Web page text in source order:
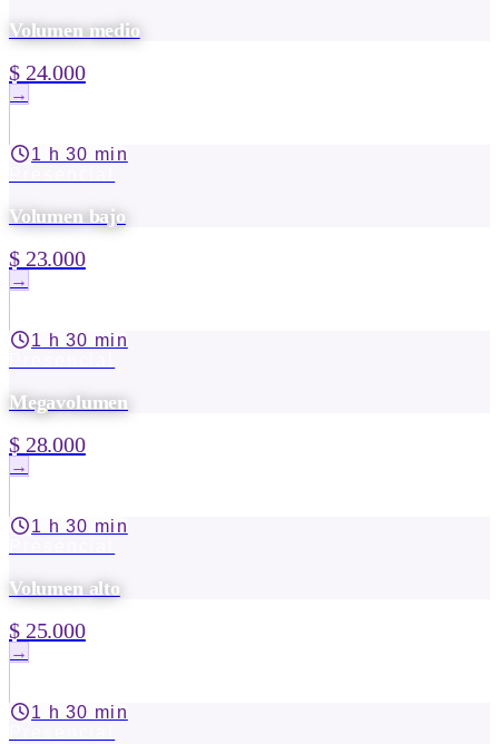
Volumen medio
$ 24.000
→
1 h 30 min
Volumen bajo
$ 23.000
→
1 h 30 min
Megavolumen
$ 28.000
→
1 h 30 min
Volumen alto
$ 25.000
→
1 h 30 min